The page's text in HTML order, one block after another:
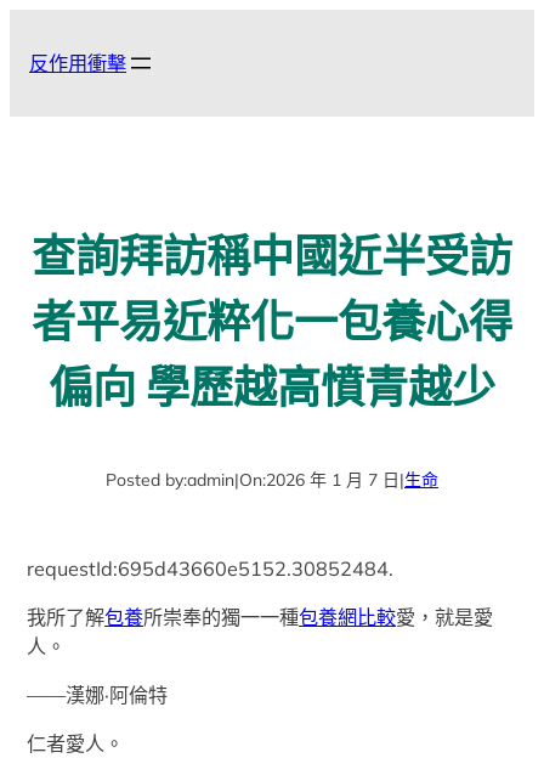
反作用衝擊
查詢拜訪稱中國近半受訪
者平易近粹化一包養心得
偏向 學歷越高憤青越少
Posted by:admin|On:2026 年 1 月 7 日|生命
requestId:695d43660e5152.30852484.
我所了解包養所崇奉的獨一一種包養網比較愛，就是愛
人。
——漢娜·阿倫特
仁者愛人。